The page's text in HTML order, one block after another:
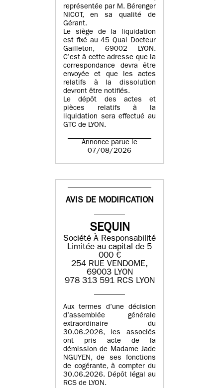
représentée par M. Bérenger
NICOT, en sa qualité de
Gérant.
Le siège de la liquidation
est fixé au45 Quai Docteur
Gailleton, 69002 LYON.
C’est à cette adresse que la
correspondance devra être
envoyée et que les actes
relatifs à la dissolution
devront être notifiés.
Le dépôt des actes et
pièces relatifs à la
liquidation sera effectué au
GTC de LYON.
Annonce parue le
07/08/2026
AVIS DE MODIFICATION
SEQUIN
Société À Responsabilité
Limitée au capital de 5
000 €
254 RUE VENDOME,
69003 LYON
978 313 591 RCS LYON
Aux termes d’une décision
d’assemblée générale
extraordinaire du
30.06.2026, les associés
ont pris acte de la
démission de Madame Jade
NGUYEN, de ses fonctions
de cogérante, à compter du
30.06.2026. Dépôt légal au
RCS de LYON.